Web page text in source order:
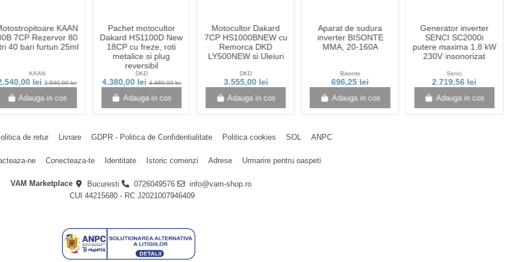
KAAN
7CP Rezervor 80
40 bari furtun 25ml
KAAN
lei2.590,00 lei
Adauga in cos
Pachet motocultor
Dakard HS1100D New
18CP cu freze, roti
metalice si plug
reversibil
DKD
4.380,00 lei4.480,00 lei
Adauga in cos
Motocultor Dakard
7CP HS1000BNEW cu
Remorca DKD
LY500NEW si Uleiuri
DKD
3.555,00 lei
Adauga in cos
Aparat de sudura
inverter BISONTE
MMA, 20-160A
Bisonte
696,25 lei
Adauga in cos
Generator inverter
SENCI SC2000i
putere maxima 1.8 kW
230V insonorizat
Senci
2.719,56 lei
Adauga in cos
de retur Livrare GDPR - Politica de Confidentialitate Politica cookies SOL ANPC
ne Conecteaza-te Identitate Istoric comenzi Adrese Urmarire pentru oaspeti
VAM Marketplace Bucuresti 0726049576
info@vam-shop.ro
CUI 44215680 - RC J2021007946409